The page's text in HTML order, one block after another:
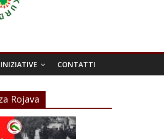
INIZIATIVE CONTATTI
Rojava